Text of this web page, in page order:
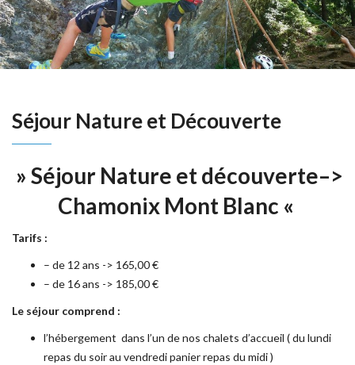
Séjour Nature et Découverte
» Séjour Nature et découverte–>
Chamonix Mont Blanc «
Tarifs :
– de 12 ans -> 165,00 €
– de 16 ans -> 185,00 €
Le séjour comprend :
l’hébergement dans l’un de nos chalets d’accueil ( du lundi
repas du soir au vendredi panier repas du midi )